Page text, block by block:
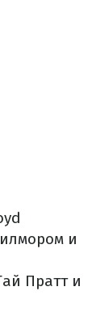
и
Пратт и